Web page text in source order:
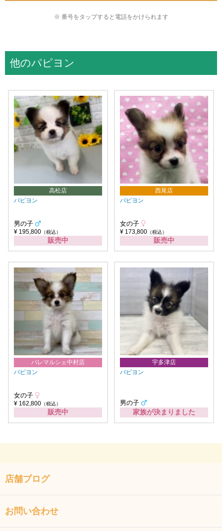
※ 番号をタップすると電話をかけられます
他のパピヨン
高松店
パピヨン
男の子
¥ 195,800 （税込）
販売中
西尾店
パピヨン
女の子
¥ 173,800 （税込）
販売中
パレマルシェ中村店
パピヨン
女の子
¥ 162,800 （税込）
販売中
宇多津店
パピヨン
男の子
家族が決まりました
店舗ブログ
お問い合わせ